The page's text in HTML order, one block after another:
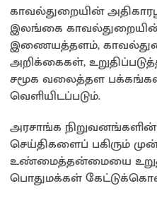
காவல்துறையின்
இலங்கை
இணையத்தளம்,
அறிக்கைகள்,
சமூக வலைத்தள
வெளியிடப்படும்.
அரசாங்க
செய்திகளைப் பகிரும்
உண்மைத்தன்மையை
பொதுமக்கள்